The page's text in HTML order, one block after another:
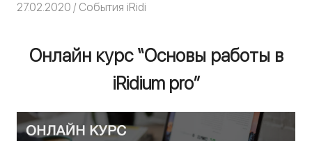
27.02.2020 Команда iRidium mobile
События iRidi
Онлайн курс “Основы работы в
iRidium pro”